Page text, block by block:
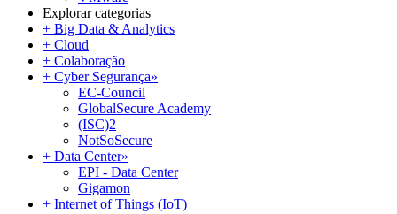
Explorar categorias
+ Big Data & Analytics
+ Cloud
+ Colaboração
+ Cyber Segurança»
EC-Council
GlobalSecure Academy
(ISC)2
NotSoSecure
+ Data Center»
EPI - Data Center
Gigamon
+ Internet of Things (IoT)